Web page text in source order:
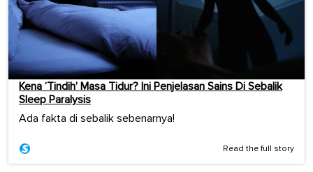
Kena ‘Tindih’ Masa Tidur? Ini Penjelasan Sains Di Sebalik
Sleep Paralysis
Ada fakta di sebalik sebenarnya!
Read the full story